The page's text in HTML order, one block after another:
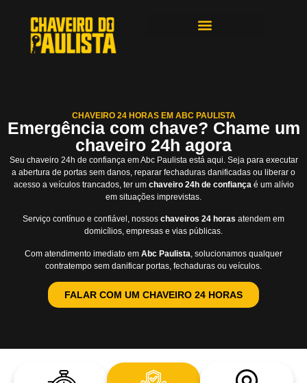
CHAVEIRO 24 HORAS EM ABC PAULISTA
Emergência com chave? Chame um
chaveiro 24h agora
Seu chaveiro 24h de confiança em Abc Paulista está aqui. Seja para executar
a abertura de portas sem danos, reparar fechaduras danificadas ou liberar o
acesso a veículos trancados, ter um chaveiro 24h de confiançaé um alívio
em situações imprevistas.
Serviço contínuo e confiável, nossos chaveiros 24 horas atendem em
domicílios, empresas e vias públicas.
Com atendimento imediato em Abc Paulista , solucionamos qualquer
contratempo sem danificar portas, fechaduras ou veículos.
FALAR COM UM CHAVEIRO 24 HORAS